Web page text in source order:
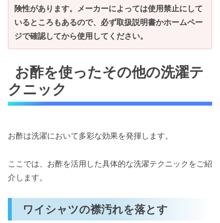
険性があります。メーカーによっては使用禁止にして
いるところもあるので、必ず取扱説明書かホームペー
ジで確認してから使用してください。
お酢を使ったその他の洗濯テ
クニック
お酢は洗濯において多彩な効果を発揮します。
ここでは、お酢を活用した具体的な洗濯テクニックをご紹
介します。
ワイシャツの襟汚れを落とす